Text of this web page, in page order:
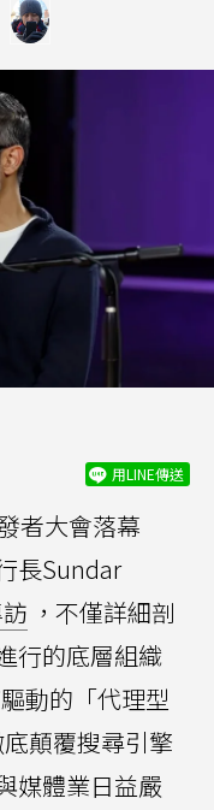
用LINE傳送
者大會落幕
長Sundar
，不僅詳細剖
行的底層組織
動的「代理型
顛覆搜尋引擎
媒體業日益嚴